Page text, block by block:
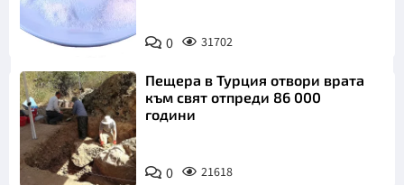
Снимка:
Пиксабей
0 31702
Пещера в Турция отвори врата
към свят отпреди 86 000
години
0 21618